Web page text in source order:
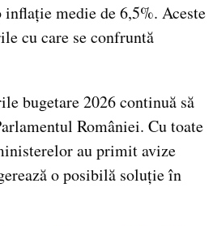
medie de 6,5%. Aceste
cu care se confruntă
bugetare 2026 continuă să
României. Cu toate
au primit avize
o posibilă soluție în